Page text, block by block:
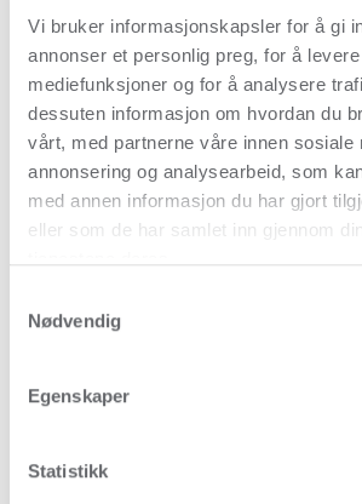
Vi bruker informasjonskapsler for å gi
annonser et personlig preg, for å
mediefunksjoner og for å analysere
dessuten informasjon om hvordan du
vårt, med partnerne våre innen sosiale
annonsering og analysearbeid, som
med annen informasjon du har gjort
eller som de har samlet inn gjennom
Nødvendig
Egenskaper
Statistikk